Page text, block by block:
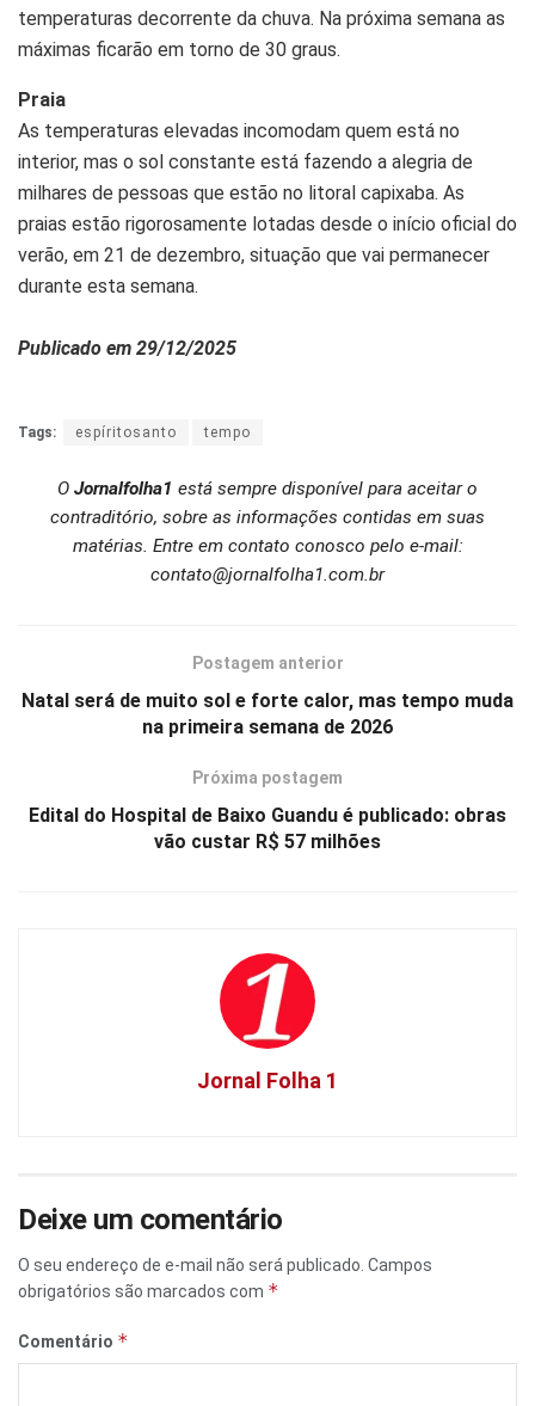
temperaturas decorrente da chuva. Na próxima semana as
máximas ficarão em torno de 30 graus.
Praia
As temperaturas elevadas incomodam quem está no
interior, mas o sol constante está fazendo a alegria de
milhares de pessoas que estão no litoral capixaba. As
praias estão rigorosamente lotadas desde o início oficial do
verão, em 21 de dezembro, situação que vai permanecer
durante esta semana.
Publicado em 29/12/2025
Tags: espíritosanto tempo
O Jornalfolha1 está sempre disponível para aceitar o
contraditório, sobre as informações contidas em suas
matérias. Entre em contato conosco pelo e-mail:
contato@jornalfolha1.com.br
Postagem anterior
Natal será de muito sol e forte calor, mas tempo muda
na primeira semana de 2026
Próxima postagem
Edital do Hospital de Baixo Guandu é publicado: obras
vão custar R$ 57 milhões
Jornal Folha 1
Deixe um comentário
O seu endereço de e-mail não será publicado. Campos
obrigatórios são marcados com *
Comentário *